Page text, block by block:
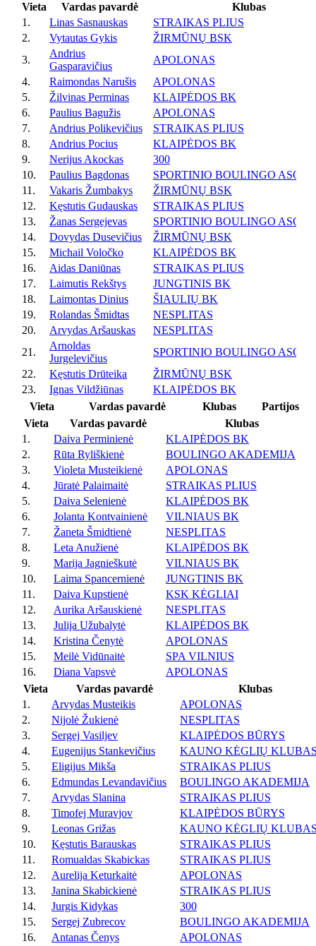
Vieta Vardas pavardė
Klubas
1.
Linas Sasnauskas
STRAIKAS PLIUS
2.
Vytautas Gykis
ŽIRMŪNŲ BSK
3.
Andrius
Gasparavičius
APOLONAS
4.
Raimondas Narušis
APOLONAS
5.
Žilvinas Perminas
KLAIPĖDOS BK
6.
Paulius Bagužis
APOLONAS
7.
Andrius Polikevičius
STRAIKAS PLIUS
8.
Andrius Pocius
KLAIPĖDOS BK
9.
Nerijus Akockas
300
10.
Paulius Bagdonas
SPORTINIO BOULINGO
11.
Vakaris Žumbakys
ŽIRMŪNŲ BSK
12.
Kęstutis Gudauskas
STRAIKAS PLIUS
13.
Žanas Sergejevas
SPORTINIO BOULINGO
14.
Dovydas Dusevičius
ŽIRMŪNŲ BSK
15.
Michail Voločko
KLAIPĖDOS BK
16.
Aidas Daniūnas
STRAIKAS PLIUS
17.
Laimutis Rekštys
JUNGTINIS BK
18.
Laimontas Dinius
ŠIAULIŲ BK
19.
Rolandas Šmidtas
NESPLITAS
20.
Arvydas Aršauskas
NESPLITAS
21.
Arnoldas
Jurgelevičius
SPORTINIO BOULINGO
22.
Kęstutis Drūteika
ŽIRMŪNŲ BSK
23.
Ignas Vildžiūnas
KLAIPĖDOS BK
Vieta
Vardas pavardė Klubas
Partijos
Vieta
Vardas pavardė
Klubas
1.
Daiva Perminienė
KLAIPĖDOS BK
2.
Rūta Ryliškienė
BOULINGO AKADEMIJA
3.
Violeta Musteikienė
APOLONAS
4.
Jūratė Palaimaitė
STRAIKAS PLIUS
5.
Daiva Selenienė
KLAIPĖDOS BK
6.
Jolanta Kontvainienė
VILNIAUS BK
7.
Žaneta Šmidtienė
NESPLITAS
8.
Leta Anužienė
KLAIPĖDOS BK
9.
Marija Jagnieškutė
VILNIAUS BK
10.
Laima Spancernienė
JUNGTINIS BK
11.
Daiva Kupstienė
KSK KĖGLIAI
12.
Aurika Aršauskienė
NESPLITAS
13.
Julija Užubalytė
KLAIPĖDOS BK
14.
Kristina Čenytė
APOLONAS
15.
Meilė Vidūnaitė
SPA VILNIUS
16.
Diana Vapsvė
APOLONAS
Vieta
Vardas pavardė
Klubas
1.
Arvydas Musteikis
APOLONAS
2.
Nijolė Žukienė
NESPLITAS
3.
Sergej Vasiljev
KLAIPĖDOS BŪRYS
4.
Eugenijus Stankevičius
KAUNO KĖGLIŲ
5.
Eligijus Mikša
STRAIKAS PLIUS
6.
Edmundas Levandavičius
BOULINGO AKADEMIJA
7.
Arvydas Slanina
STRAIKAS PLIUS
8.
Timofej Muravjov
KLAIPĖDOS BŪRYS
9.
Leonas Grižas
KAUNO KĖGLIŲ
10.
Kęstutis Barauskas
STRAIKAS PLIUS
11.
Romualdas Skabickas
STRAIKAS PLIUS
12.
Aurelija Keturkaitė
APOLONAS
13.
Janina Skabickienė
STRAIKAS PLIUS
14.
Jurgis Kidykas
300
15.
Sergej Zubrecov
BOULINGO AKADEMIJA
16.
Antanas Čenys
APOLONAS